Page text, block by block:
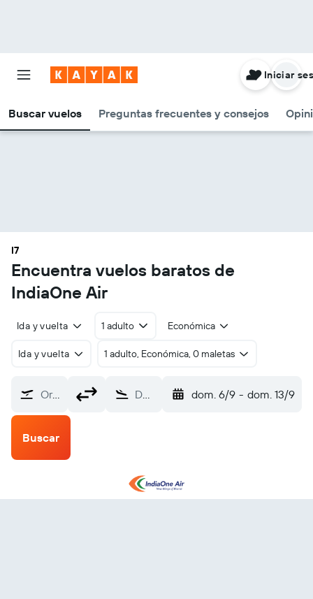
Buscar vuelos Preguntas frecuentes y consejos
Iniciar
I7
Encuentra vuelos baratos de
IndiaOne Air
Ida y vuelta 1 adulto Económica
Ida y vuelta 1 adulto, Económica, 0 maletas
Origen Destino dom. 6/9 - dom. 13/9
Buscar